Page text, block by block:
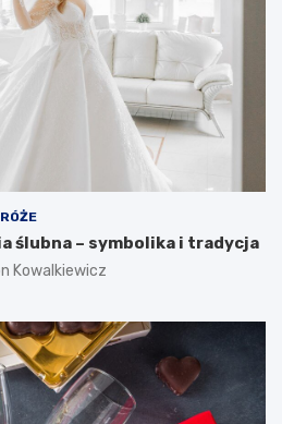
ślubna – symbolika i tradycja
Kowalkiewicz